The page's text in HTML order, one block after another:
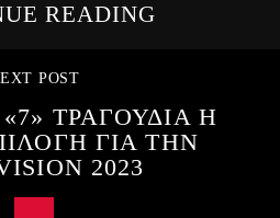
READING
POST
ΤΡΑΓΟΥΔΙΑ Η
ΓΙΑ ΤΗΝ
2023